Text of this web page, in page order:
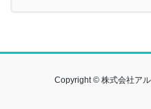
Copyright © 株式会社ア